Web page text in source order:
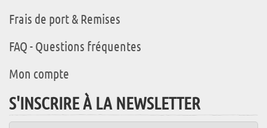
Frais de port & Remises
FAQ - Questions fréquentes
Mon compte
S'INSCRIRE À LA NEWSLETTER